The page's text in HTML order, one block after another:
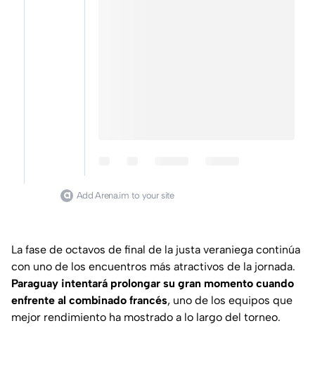
Add Arena.im to your site
La fase de octavos de final de la justa veraniega continúa
con uno de los encuentros más atractivos de la jornada.
Paraguay intentará prolongar su gran momento cuando
enfrente al combinado francés, uno de los equipos que
mejor rendimiento ha mostrado a lo largo del torneo.